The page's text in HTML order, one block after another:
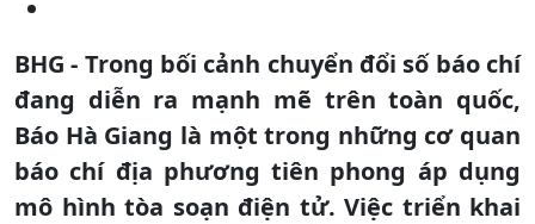
BHG - Trong bối cảnh chuyển đổi số báo chí
đang diễn ra mạnh mẽ trên toàn quốc,
Báo Hà Giang là một trong những cơ quan
báo chí địa phương tiên phong áp dụng
mô hình tòa soạn điện tử. Việc triển khai